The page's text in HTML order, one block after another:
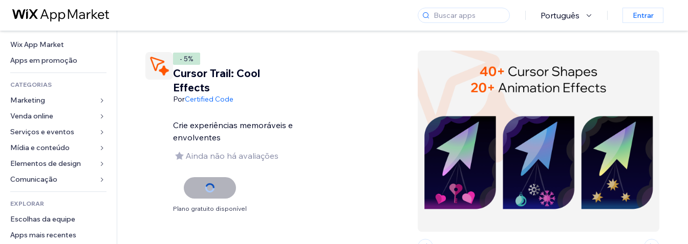
Português Entrar
Wix App Market
Apps em promoção
CATEGORIAS
Marketing
Anúncios
Mobile
Análises
Listas do site
Email
Venda online
Apps para lojas
Frete e entrega
Botões de venda
Contabilidade
Cupons e fidelidade
Soluções de armazenamento
Serviços e eventos
Hotéis
Eventos
Restaurantes
Imobiliária
Meus agendamentos
Mídia e conteúdo
Galeria
Músicas
Podcasts
Fotografia
Vídeo
PDF
Elementos de design
Mapas e navegação
Privacidade e segurança
Relógio
Templates de página
Efeitos de imagem
Formulários
Enquetes
Chat
EXPLORAR
Escolhas da equipe
Apps mais recentes
- 5%
Cursor Trail: Cool
Effects
PorCertified Code
Crie experiências memoráveis e
envolventes
Ainda não há avaliações
Plano gratuito disponível